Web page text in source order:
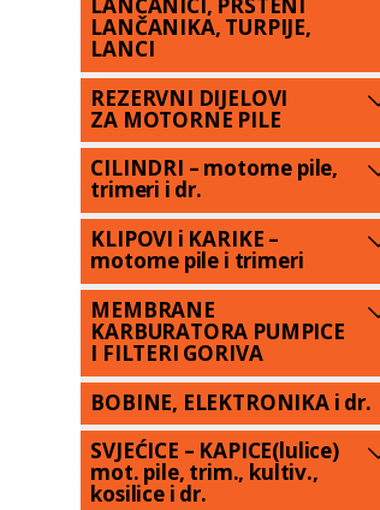
LANČANIKA, TURPIJE,
LANCI
REZERVNI DIJELOVI
ZA MOTORNE PILE
CILINDRI – motorne pile,
trimeri i dr.
KLIPOVI i KARIKE –
motorne pile i trimeri
MEMBRANE
KARBURATORA PUMPICE
I FILTERI GORIVA
BOBINE, ELEKTRONIKA i dr.
SVJEĆICE – KAPICE(lulice)
mot. pile, trim., kultiv.,
kosilice i dr.